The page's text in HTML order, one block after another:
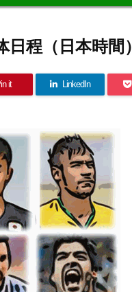
程（日本時間）
it LinkedIn